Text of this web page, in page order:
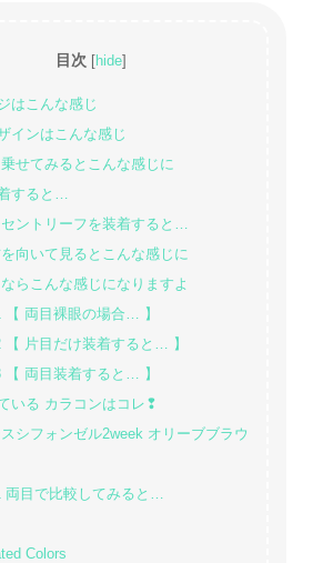
目次 hide
はこんな感じ
インはこんな感じ
せてみるとこんな感じに
すると…
セントリーフを装着すると…
向いて見るとこんな感じに
らこんな感じになりますよ
【 両目裸眼の場合… 】
【 片目だけ装着すると… 】
【 両目装着すると… 】
いる カラコンはコレ❢
スシフォンゼル2week オリーブブラウ
両目で比較してみると…
Colors